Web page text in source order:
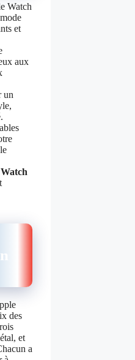
Watch
et
aux
un
des
et
a